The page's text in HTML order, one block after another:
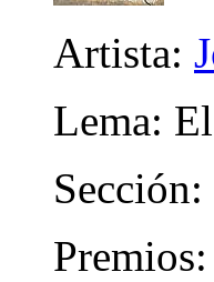
Artista:
Lema:
Sección: